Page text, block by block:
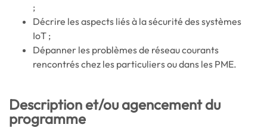
;
Décrire les aspects liés à la sécurité des systèmes
IoT ;
Dépanner les problèmes de réseau courants
rencontrés chez les particuliers ou dans les PME.
Description et/ou agencement du
programme